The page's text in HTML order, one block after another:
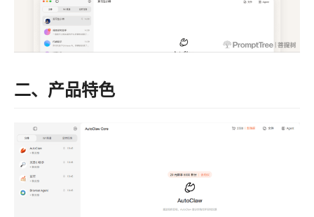
二、产品特色